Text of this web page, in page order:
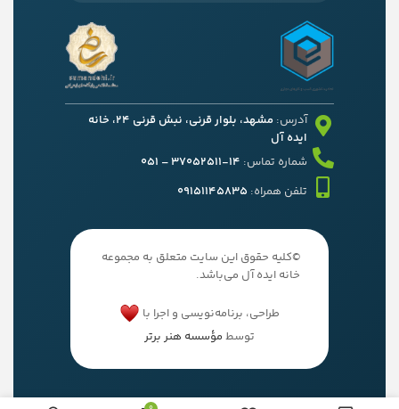
آدرس:
مشهد، بلوار قرنی، نبش قرنی 24، خانه
ایده آل
شماره تماس: 14-37052511 – 051
تلفن همراه: 09151145835
©کلیه حقوق این سایت متعلق به مجموعه
خانه ایده آل می‌باشد.
طراحی، برنامه‌نویسی و اجرا با
توسط مؤسسه هنر برتر